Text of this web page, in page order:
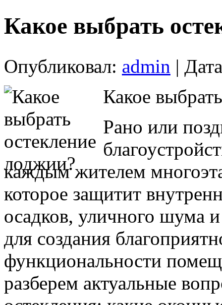
Какое выбрать
Опубликовал: admin |
Какое
Рано или
каждым жителем
которое защитит
осадков, уличного шума и
для создания
функциональности
разберем актуальные